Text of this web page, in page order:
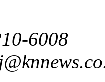
6008